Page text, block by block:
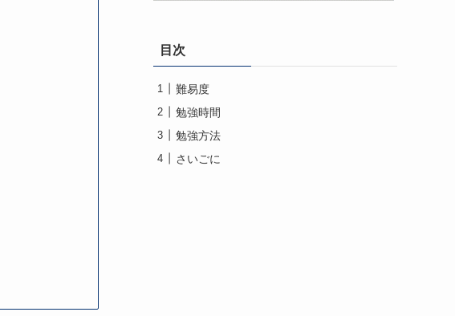
目次
難易度
勉強時間
勉強方法
さいごに